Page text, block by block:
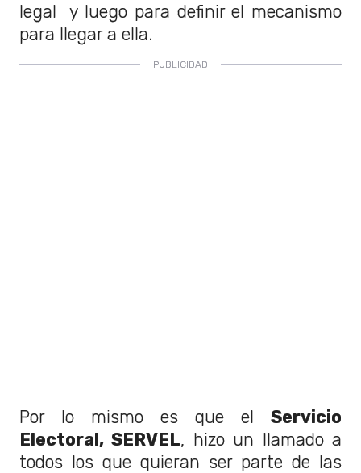
legal y luego para definir el mecanismo
para llegar a ella.
Por lo mismo es que el Servicio
Electoral, SERVEL, hizo un llamado a
todos los que quieran ser parte de las